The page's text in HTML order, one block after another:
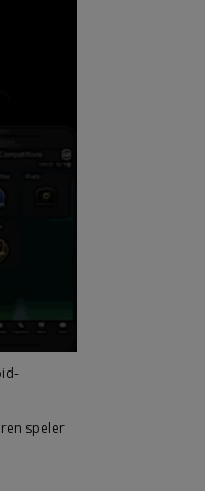
speler